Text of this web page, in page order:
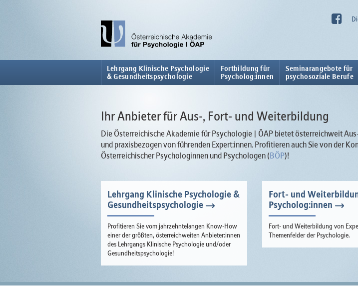
Lehrgang Klinische Psychologie
& Gesundheitspsychologie
Fortbildung für
Psycholog:innen
Seminarangebote für
psychosoziale Berufe
Ihr Anbieter für Aus-, Fort- und Weiterbildung
Die Österreichische Akademie für Psychologie | ÖAP bietet österreichweit
und praxisbezogen von führenden Expert:innen. Profitieren auch Sie von der
Österreichischer Psychologinnen und Psychologen (BÖP)!
Lehrgang Klinische Psychologie &
Gesundheitspsychologie
Profitieren Sie vom jahrzehntelangen Know-How
einer der größten, österreichweiten Anbieter:innen
des Lehrgangs Klinische Psychologie und/oder
Gesundheitspsychologie!
Fort- und
Psycholog:innen
Fort- und Weiterbildung von
Themenfelder der Psychologie.